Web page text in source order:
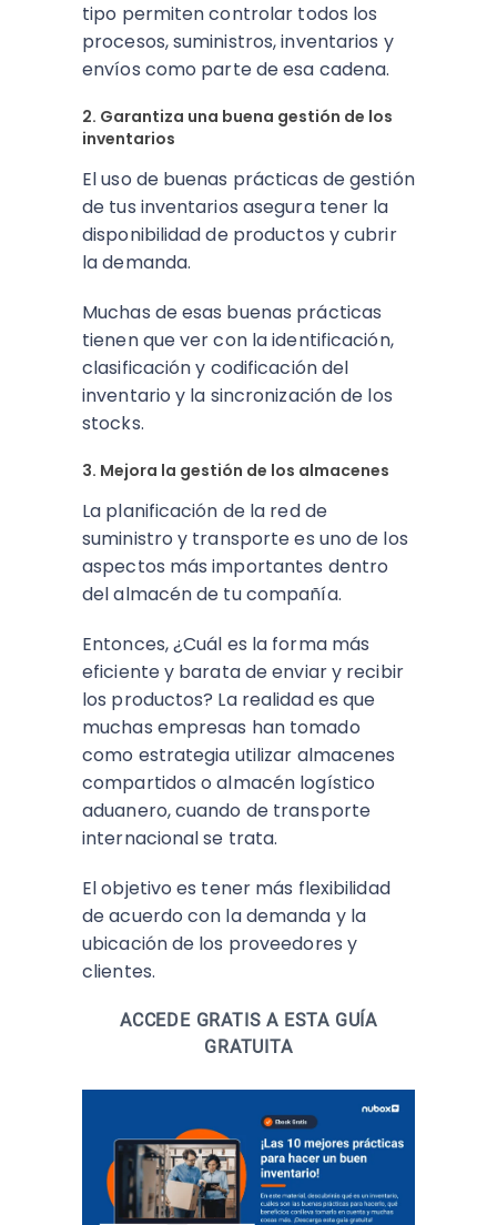
tipo permiten controlar todos los
procesos, suministros, inventarios y
envíos como parte de esa cadena.
2. Garantiza una buena gestión de los
inventarios
El uso de buenas prácticas de gestión
de tus inventarios asegura tener la
disponibilidad de productos y cubrir
la demanda.
Muchas de esas buenas prácticas
tienen que ver con la identificación,
clasificación y codificación del
inventario y la sincronización de los
stocks.
3. Mejora la gestión de los almacenes
La planificación de la red de
suministro y transporte es uno de los
aspectos más importantes dentro
del almacén de tu compañía.
Entonces, ¿Cuál es la forma más
eficiente y barata de enviar y recibir
los productos? La realidad es que
muchas empresas han tomado
como estrategia utilizar almacenes
compartidos o almacén logístico
aduanero, cuando de transporte
internacional se trata.
El objetivo es tener más flexibilidad
de acuerdo con la demanda y la
ubicación de los proveedores y
clientes.
ACCEDE GRATIS A ESTA GUÍA
GRATUITA